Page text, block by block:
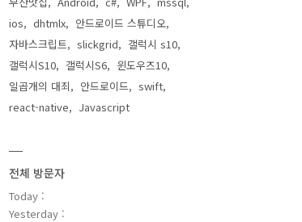
ios
dhtmlx
안드로이드 스튜디오
자바스크립트
slickgrid
갤럭시 s10
갤럭시S10
갤럭시S6
윈도우즈10
일곱개의 대죄
안드로이드
swift
react-native
Javascript
전체 방문자
Today :
Yesterday :